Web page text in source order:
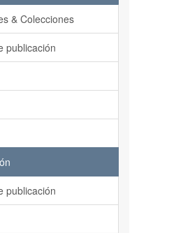
& Colecciones
publicación
publicación